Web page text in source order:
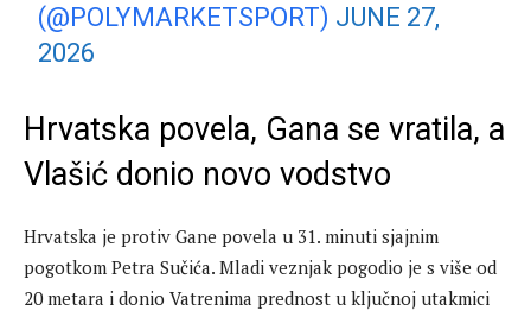
(@POLYMARKETSPORT) JUNE 27,
2026
Hrvatska povela, Gana se vratila, a
Vlašić donio novo vodstvo
Hrvatska je protiv Gane povela u 31. minuti sjajnim
pogotkom Petra Sučića. Mladi veznjak pogodio je s više od
20 metara i donio Vatrenima prednost u ključnoj utakmici